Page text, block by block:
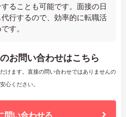
ることも可能です。面接の日
行するので、効率的に転職活
す。
お問い合わせはこちら
けます。直接の問い合わせではありませんの
心ください。
問い合わせる